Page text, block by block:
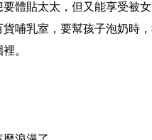
體貼太太，但又能享受被女
哺乳室，要幫孩子泡奶時
。